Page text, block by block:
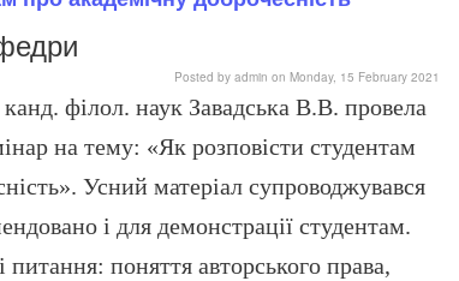
Posted by admin on Monday, 15 February 2021
філол. наук Завадська В.В. провела
на тему: «Як розповісти студентам
Усний матеріал супроводжувався
і для демонстрації студентам.
поняття авторського права,